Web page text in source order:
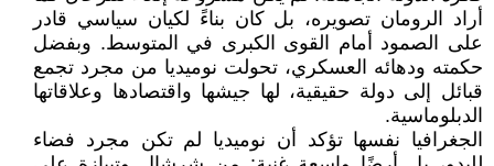
أراد الرومان تصويره، بل كان بناءً لكيان سياسي قادر
على الصمود أمام القوى الكبرى في المتوسط. وبفضل
حكمته ودهائه العسكري، تحولت نوميديا من مجرد تجمع
قبائل إلى دولة حقيقية، لها جيشها واقتصادها وعلاقاتها
الدبلوماسية.
الجغرافيا نفسها تؤكد أن نوميديا لم تكن مجرد فضاء